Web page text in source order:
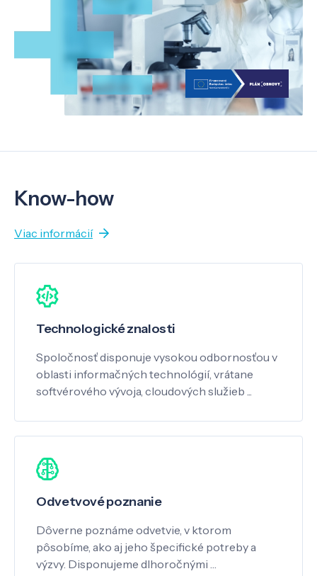
Know-how
Viac informácií
Technologické znalosti
Spoločnosť disponuje vysokou odbornosťou v
oblasti informačných technológií, vrátane
softvérového vývoja, cloudových služieb ...
Odvetvové poznanie
Dôverne poznáme odvetvie, v ktorom
pôsobíme, ako aj jeho špecifické potreby a
výzvy. Disponujeme dlhoročnými …